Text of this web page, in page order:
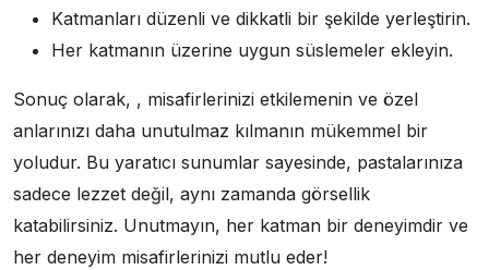
Katmanları düzenli ve dikkatli bir şekilde yerleştirin.
Her katmanın üzerine uygun süslemeler ekleyin.
Sonuç olarak, , misafirlerinizi etkilemenin ve özel
anlarınızı daha unutulmaz kılmanın mükemmel bir
yoludur. Bu yaratıcı sunumlar sayesinde, pastalarınıza
sadece lezzet değil, aynı zamanda görsellik
katabilirsiniz. Unutmayın, her katman bir deneyimdir ve
her deneyim misafirlerinizi mutlu eder!